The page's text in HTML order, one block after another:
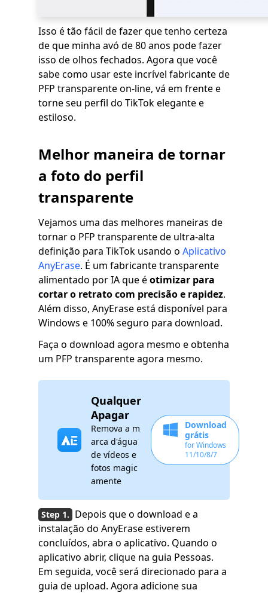
Isso é tão fácil de fazer que tenho certeza
de que minha avó de 80 anos pode fazer
isso de olhos fechados. Agora que você
sabe como usar este incrível fabricante de
PFP transparente on-line, vá em frente e
torne seu perfil do TikTok elegante e
estiloso.
Melhor maneira de tornar
a foto do perfil
transparente
Vejamos uma das melhores maneiras de
tornar o PFP transparente de ultra-alta
definição para TikTok usando o Aplicativo
AnyErase. É um fabricante transparente
alimentado por IA que éotimizar para
cortar o retrato com precisão e rapidez.
Além disso, AnyErase está disponível para
Windows e 100% seguro para download.
Faça o download agora mesmo e obtenha
um PFP transparente agora mesmo.
Qualquer
Apagar
Remova a m
arca d'água
de vídeos e
fotos magic
amente
Download
grátis
for Windows
11/10/8/7
Depois que o download e a
instalação do AnyErase estiverem
concluídos, abra o aplicativo. Quando o
aplicativo abrir, clique na guia Pessoas.
Em seguida, você será direcionado para a
guia de upload. Agora adicione sua